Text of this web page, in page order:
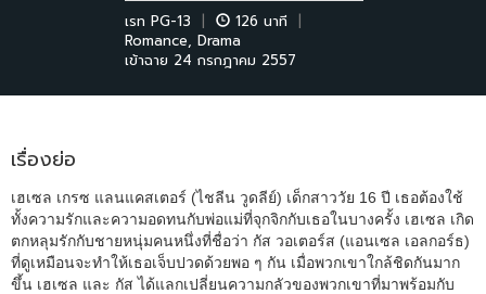
เรท PG-13
| 126 นาที
|
Romance, Drama
เข้าฉาย 24 กรกฎาคม 2557
เรื่องย่อ
เฮเซล เกรซ แลนแคสเตอร์ (ไชลีน วูดลีย์) เด็กสาววัย 16 ปี เธอต้องใช้
ทั้งความรักและความอดทนกับพ่อแม่ที่จุกจิกกับเธอในบางครั้ง เฮเซล เกิด
ตกหลุมรักกับชายหนุ่มคนหนึ่งที่ชื่อว่า กัส วอเตอร์ส (แอนเซล เอลกอร์ธ)
ที่ดูเหมือนจะทำให้เธอเจ็บปวดด้วยพอ ๆ กัน เมื่อพวกเขาใกล้ชิดกันมาก
ขึ้น เฮเซล และ กัส ได้แลกเปลี่ยนความกลัวของพวกเขาที่มาพร้อมกับ